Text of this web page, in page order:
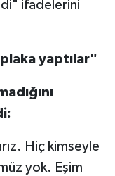
ifadelerini
yaptılar"
Hiç kimseyle
yok. Eşim